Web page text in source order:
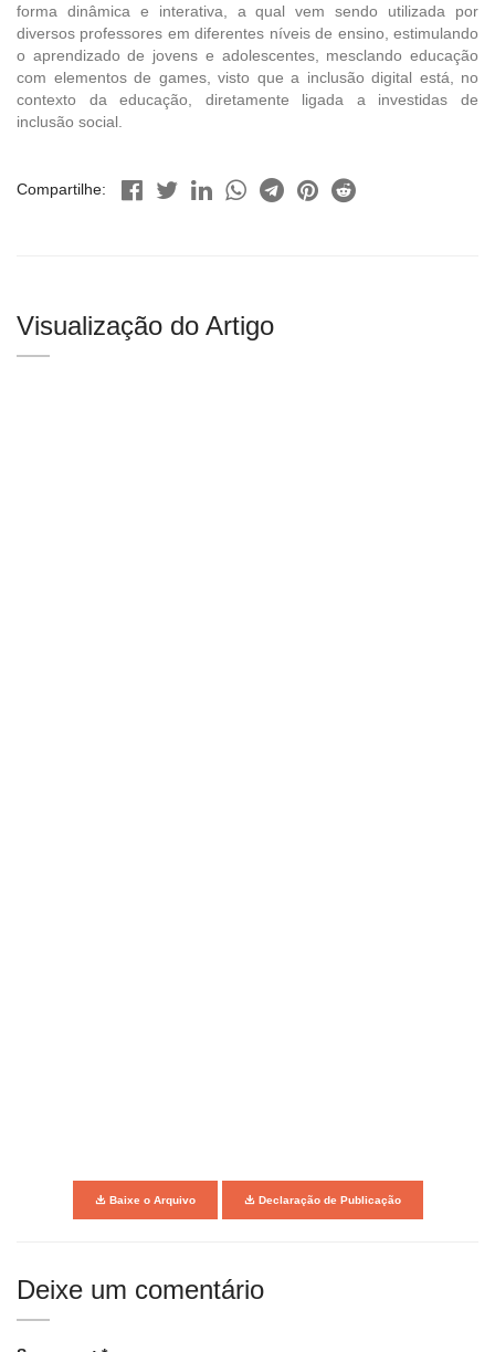
forma dinâmica e interativa, a qual vem sendo utilizada por
diversos professores em diferentes níveis de ensino, estimulando
o aprendizado de jovens e adolescentes, mesclando educação
com elementos de games, visto que a inclusão digital está, no
contexto da educação, diretamente ligada a investidas de
inclusão social.
Compartilhe:
Visualização do Artigo
Baixe o Arquivo Declaração de Publicação
Deixe um comentário